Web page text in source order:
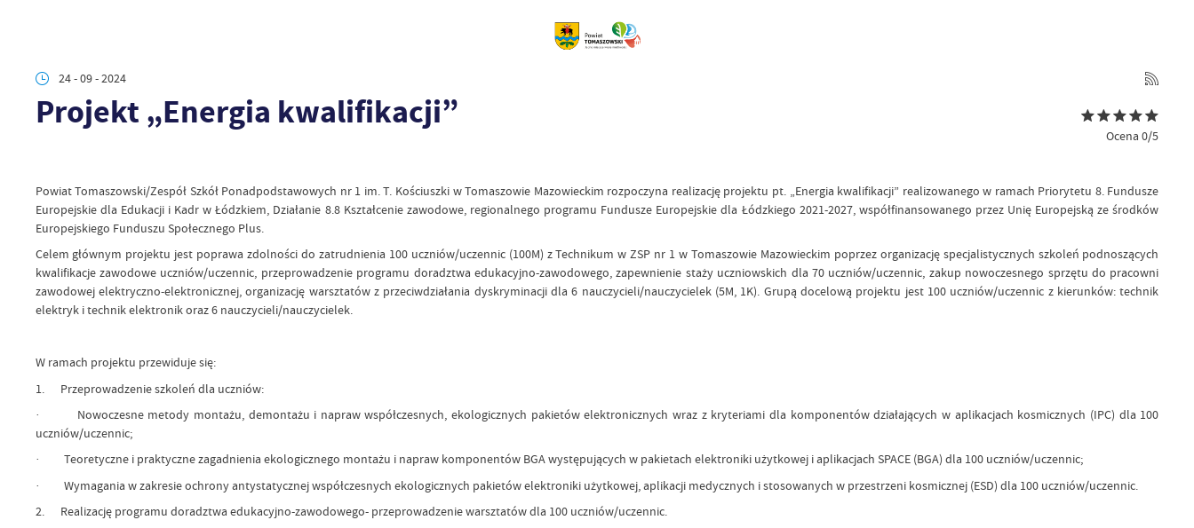
24 - 09 - 2024
Projekt „Energia kwalifikacji”
Ocena 0/5
Powiat Tomaszowski/Zespół Szkół Ponadpodstawowych nr 1 im. T. Kościuszki w Tomaszowie Mazowieckim rozpoczyna realizację projektu pt. „Energia kwalifikacji” realizowanego w ramach Priorytetu 8. Fundusze
Europejskie dla Edukacji i Kadr w Łódzkiem, Działanie 8.8 Kształcenie zawodowe, regionalnego programu Fundusze Europejskie dla Łódzkiego 2021-2027, współfinansowanego przez Unię Europejską ze środków
Europejskiego Funduszu Społecznego Plus.
Celem głównym projektu jest poprawa zdolności do zatrudnienia 100 uczniów/uczennic (100M) z Technikum w ZSP nr 1 w Tomaszowie Mazowieckim poprzez organizację specjalistycznych szkoleń podnoszących
kwalifikacje zawodowe uczniów/uczennic, przeprowadzenie programu doradztwa edukacyjno-zawodowego, zapewnienie staży uczniowskich dla 70 uczniów/uczennic, zakup nowoczesnego sprzętu do pracowni
zawodowej elektryczno-elektronicznej, organizację warsztatów z przeciwdziałania dyskryminacji dla 6 nauczycieli/nauczycielek (5M, 1K). Grupą docelową projektu jest 100 uczniów/uczennic z kierunków: technik
elektryk i technik elektronik oraz 6 nauczycieli/nauczycielek.
W ramach projektu przewiduje się:
1. Przeprowadzenie szkoleń dla uczniów:
· Nowoczesne metody montażu, demontażu i napraw współczesnych, ekologicznych pakietów elektronicznych wraz z kryteriami dla komponentów działających w aplikacjach kosmicznych (IPC) dla 100
uczniów/uczennic;
· Teoretyczne i praktyczne zagadnienia ekologicznego montażu i napraw komponentów BGA występujących w pakietach elektroniki użytkowej i aplikacjach SPACE (BGA) dla 100 uczniów/uczennic;
· Wymagania w zakresie ochrony antystatycznej współczesnych ekologicznych pakietów elektroniki użytkowej, aplikacji medycznych i stosowanych w przestrzeni kosmicznej (ESD) dla 100 uczniów/uczennic.
2. Realizację programu doradztwa edukacyjno-zawodowego- przeprowadzenie warsztatów dla 100 uczniów/uczennic.